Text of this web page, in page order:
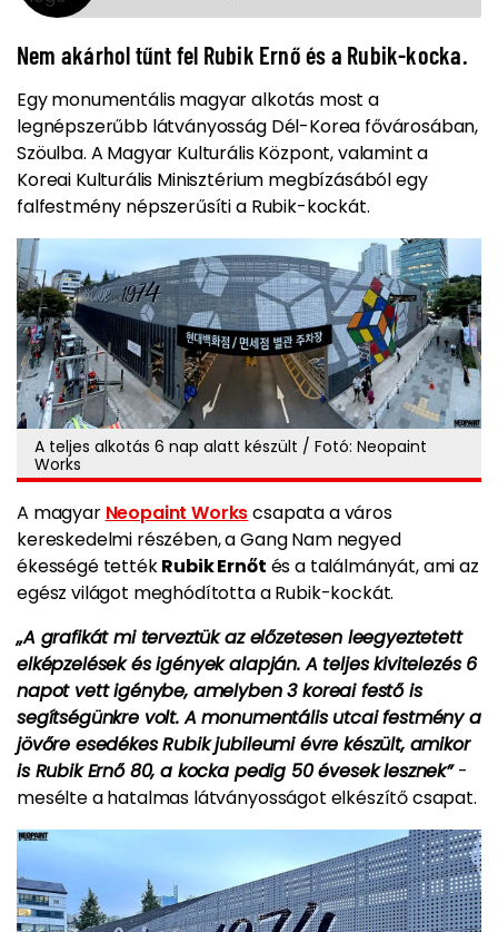
Nem akárhol tűnt fel Rubik Ernő és a Rubik-kocka.
Egy monumentális magyar alkotás most a
legnépszerűbb látványosság Dél-Korea fővárosában,
Szöulba. A Magyar Kulturális Központ, valamint a
Koreai Kulturális Minisztérium megbízásából egy
falfestmény népszerűsíti a Rubik-kockát.
A teljes alkotás 6 nap alatt készült / Fotó: Neopaint
Works
A magyar Neopaint Workscsapata a város
kereskedelmi részében, a Gang Nam negyed
ékességé tettékRubik Ernőt és a találmányát, ami az
egész világot meghódította a Rubik-kockát.
„A grafikát mi terveztük az előzetesen leegyeztetett
elképzelések és igények alapján. A teljes kivitelezés 6
napot vett igénybe, amelyben 3 koreai festő is
segítségünkre volt. A monumentális utcai festmény a
jövőre esedékes Rubik jubileumi évre készült, amikor
is Rubik Ernő 80, a kocka pedig 50 évesek lesznek”-
mesélte a hatalmas látványosságot elkészítő csapat.